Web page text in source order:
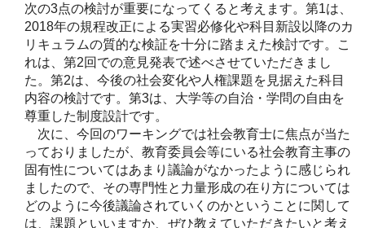
次の3点の検討が重要になってくると考えます。第1は、
2018年の規程改正による実習必修化や科目新設以降のカ
リキュラムの質的な検証を十分に踏まえた検討です。こ
れは、第2回での意見発表で述べさせていただきまし
た。第2は、今後の社会変化や人権課題を見据えた科目
内容の検討です。第3は、大学等の自治・学問の自由を
尊重した制度設計です。
次に、今回のワーキングでは社会教育士に焦点が当た
っておりましたが、教育委員会等にいる社会教育主事の
固有性についてはあまり議論がなかったように感じられ
ましたので、その専門性と力量形成の在り方については
どのように今後議論されていくのかということに関して
は、課題といいますか、ぜひ教えていただきたいと考え